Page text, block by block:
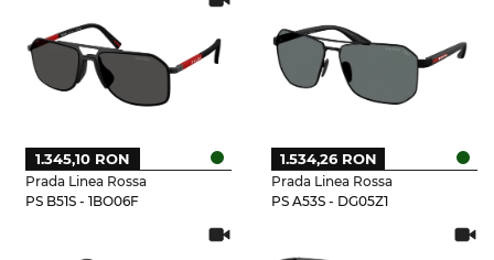
Prada Linea Rossa
PS B51S - 1BO06F
1.345,10 RON
Prada Linea Rossa
PS A53S - DG05Z1
1.534,26 RON